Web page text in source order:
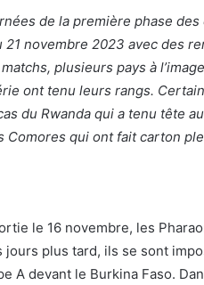
de la première phase
21 novembre 2023 avec des
plusieurs pays à
ont tenu leurs rangs.
du Rwanda qui a tenu tête
Comores qui ont fait carton
le 16 novembre, les
jours plus tard, ils se sont
A devant le Burkina Faso.